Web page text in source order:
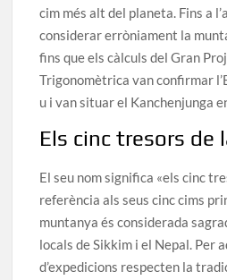
cim més alt del planeta. Fins a
considerar erròniament la
fins que els càlculs del Gran
Trigonomètrica van confirmar
u i van situar el Kanchenjunga
Els cinc tresors de
El seu nom significa «els cinc
referència als seus cinc cims
muntanya és considerada
locals de Sikkim i el Nepal. Per
d’expedicions respecten la